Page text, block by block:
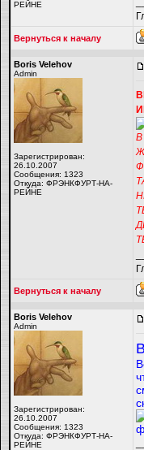
РЕЙНЕ
Вернуться к началу
Boris Velehov
Admin
Зарегистрирован:
26.10.2007
Сообщения: 1323
Откуда: ФРЭНКФУРТ-НА-
РЕЙНЕ
Вернуться к началу
Boris Velehov
Admin
Зарегистрирован:
26.10.2007
Сообщения: 1323
Откуда: ФРЭНКФУРТ-НА-
РЕЙНЕ